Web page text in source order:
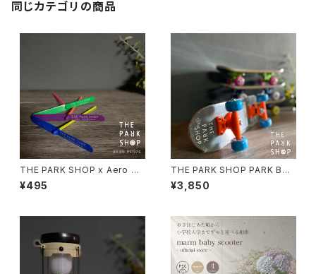
同じカテゴリの商品
THE PARK SHOP x Aero Pr
ops 竹とんぼ ドラゴンフライ D
ragonfly
¥495
THE PARK SHOP PARK BOY
スケートボード スケボー 子供
幼児
¥3,850